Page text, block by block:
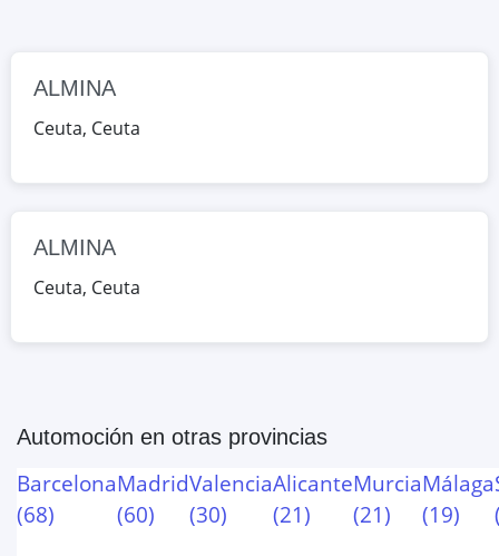
ALMINA
Ceuta, Ceuta
ALMINA
Ceuta, Ceuta
Automoción en otras provincias
Barcelona
(68)
Madrid
(60)
Valencia
(30)
Alicante
(21)
Murcia
(21)
Málaga
(19)